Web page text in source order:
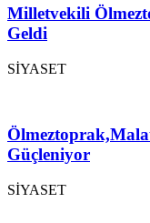
Milletvekili
Geldi
SİYASET
Güçleniyor
SİYASET